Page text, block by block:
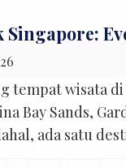
Mulai dari
musik
tempat wisata
Bay Sands,
ada satu
rindang,